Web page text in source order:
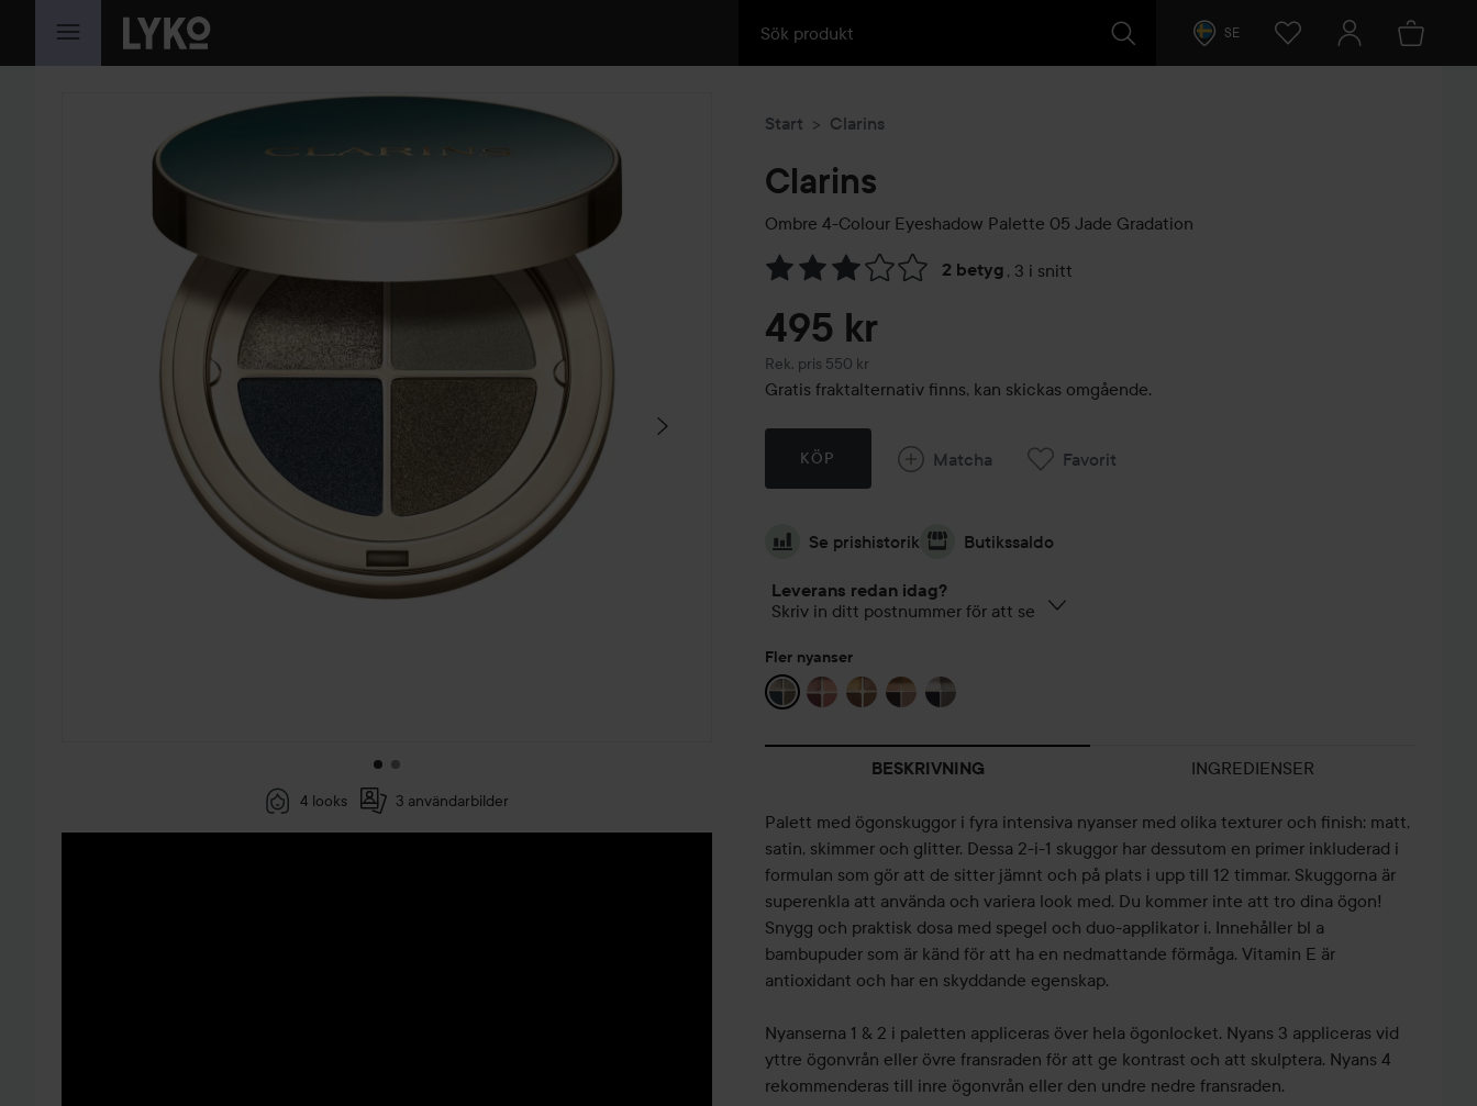
HOPPA TILL INNEHÅLLET SE
HOPPA ÖVER SEKTIONEN
4 looks 3 användarbilder
Start Clarins
Clarins
Ombre 4-Colour Eyeshadow Palette 05 Jade Gradation
2 betyg , 3 i snitt
Hoppa till Betyg & kommentarer
495 kr
Rek. pris 550 kr
Rekommenderat pris 550 kr
Gratis fraktalternativ finns, kan skickas omgående.
KÖP Matcha Favorit
Se prishistorik Butikssaldo
Leverans redan idag?
Skriv in ditt postnummer för att se
Fler nyanser
BESKRIVNING INGREDIENSER
Palett med ögonskuggor i fyra intensiva nyanser med olika texturer och finish: matt,
satin, skimmer och glitter. Dessa 2-i-1 skuggor har dessutom en primer inkluderad i
formulan som gör att de sitter jämnt och på plats i upp till 12 timmar. Skuggorna är
superenkla att använda och variera look med. Du kommer inte att tro dina ögon!
Snygg och praktisk dosa med spegel och duo-applikator i. Innehåller bl a
bambupuder som är känd för att ha en nedmattande förmåga. Vitamin E är
antioxidant och har en skyddande egenskap.
Nyanserna 1 & 2 i paletten appliceras över hela ögonlocket. Nyans 3 appliceras vid
yttre ögonvrån eller övre fransraden för att ge kontrast och att skulptera. Nyans 4
rekommenderas till inre ögonvrån eller den undre nedre fransraden.